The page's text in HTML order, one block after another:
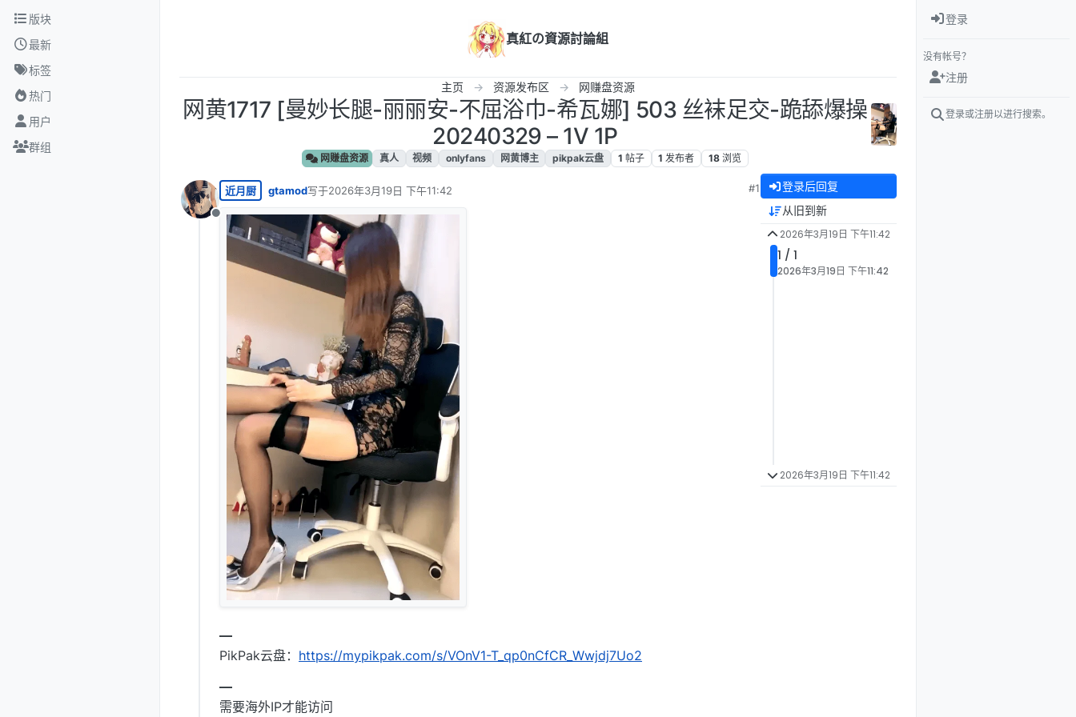
跳转至内容
版块
最新
标签
热门
用户
群组
真紅の資源討論組
主页 资源发布区 网赚盘资源
网黄1717 [曼妙长腿-丽丽安-不屈浴巾-希瓦娜] 503 丝袜足交-跪舔爆操
20240329 – 1V 1P
网赚盘资源 真人 视频 onlyfans 网黄博主 pikpak云盘 1 帖子 1 发布者 18 浏览
离线
近月厨 gtamod写于2026年3月19日 下午11:42
最后由 编辑
#1
━
PikPak云盘： https://mypikpak.com/s/VOnV1-T_qp0nCfCR_Wwjdj7Uo2
━
需要海外IP才能访问
登录后回复
从旧到新
2026年3月19日 下午11:42
1 / 1
2026年3月19日 下午11:42
2026年3月19日 下午11:42
登录
没有帐号？
注册
登录或注册以进行搜索。